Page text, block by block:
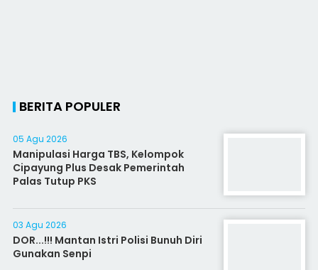
BERITA POPULER
05 Agu 2026
Manipulasi Harga TBS, Kelompok
Cipayung Plus Desak Pemerintah
Palas Tutup PKS
03 Agu 2026
DOR...!!! Mantan Istri Polisi Bunuh Diri
Gunakan Senpi